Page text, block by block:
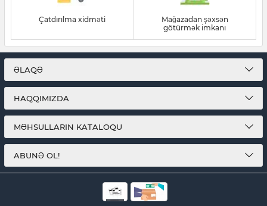
Çatdırılma xidməti
Mağazadan şəxsən
götürmək imkanı
ƏLAQƏ
HAQQIMIZDA
MƏHSULLARIN KATALOQU
ABUNƏ OL!